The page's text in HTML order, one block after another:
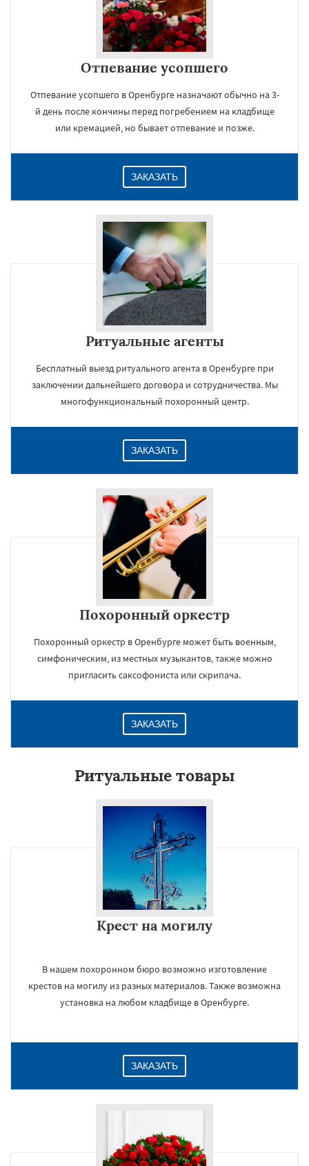
Отпевание усопшего
Отпевание усопшего в Оренбурге назначают обычно на 3-
й день после кончины перед погребением на кладбище
или кремацией, но бывает отпевание и позже.
ЗАКАЗАТЬ
Ритуальные агенты
Бесплатный выезд ритуального агента в Оренбурге при
заключении дальнейшего договора и сотрудничества. Мы
многофункциональный похоронный центр.
ЗАКАЗАТЬ
Похоронный оркестр
Похоронный оркестр в Оренбурге может быть военным,
симфоническим, из местных музыкантов, также можно
пригласить саксофониста или скрипача.
ЗАКАЗАТЬ
Ритуальные товары
Крест на могилу
В нашем похоронном бюро возможно изготовление
крестов на могилу из разных материалов. Также возможна
установка на любом кладбище в Оренбурге.
ЗАКАЗАТЬ